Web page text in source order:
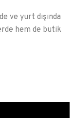
ve yurt dışında
hem de butik